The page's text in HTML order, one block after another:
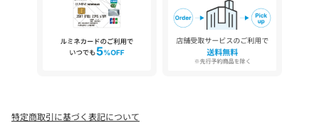
【人気POINT】
・さまざまなアイテムに合わせやすいすっきりとしたネックライ
・ちらりと見えてもOKな太めのストラップ幅
・身体のラインを拾いにくく、淡色でも透けにくい素材
■素材
特定商取引に基づく表記について